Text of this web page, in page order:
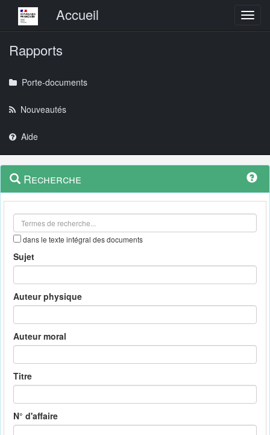
Menu principalAccueil
Rapports
Porte-documents
Nouveautés
Aide
Navigation
outils
Menu
contextuel
Recherche
dans le texte intégral des documents
Sujet
Auteur physique
Auteur moral
Titre
N° d'affaire